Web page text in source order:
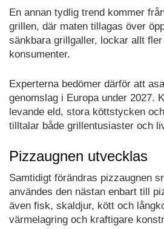
En annan tydlig trend kommer
grillen, där maten tillagas över
sänkbara grillgaller, lockar allt
konsumenter.
Experterna bedömer därför att
genomslag i Europa under 2027.
levande eld, stora köttstycken
tilltalar både grillentusiaster och
Pizzaugnen utvecklas
Samtidigt förändras pizzaugnen
användes den nästan enbart till
även fisk, skaldjur, kött och
värmelagring och kraftigare